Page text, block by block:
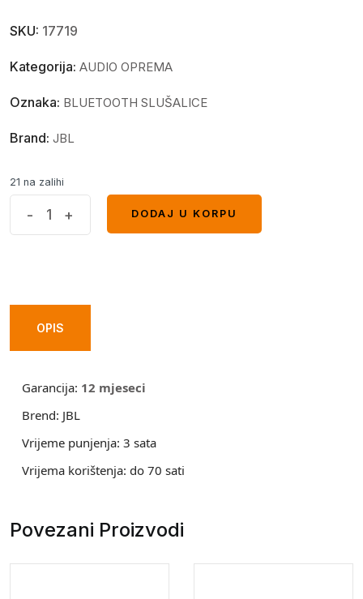
SKU: 17719
Kategorija: AUDIO OPREMA
Oznaka: BLUETOOTH SLUŠALICE
Brand: JBL
21 na zalihi
quantity
- +
DODAJ U KORPU
OPIS
Garancija: 12 mjeseci
Brend: JBL
Vrijeme punjenja: 3 sata
Vrijema korištenja: do 70 sati
Povezani Proizvodi